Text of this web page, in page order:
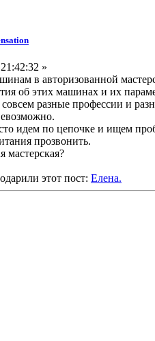
»
в авторизованной
об этих машинах и их
разные профессии и
идем по цепочке и ищем
прозвонить.
мастерская?
этот пост: Елена.